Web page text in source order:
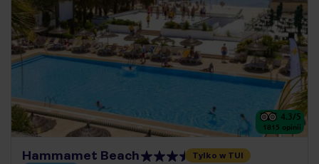
4.3/5
1815 opinii
Hammamet Beach
Tylko w TUI